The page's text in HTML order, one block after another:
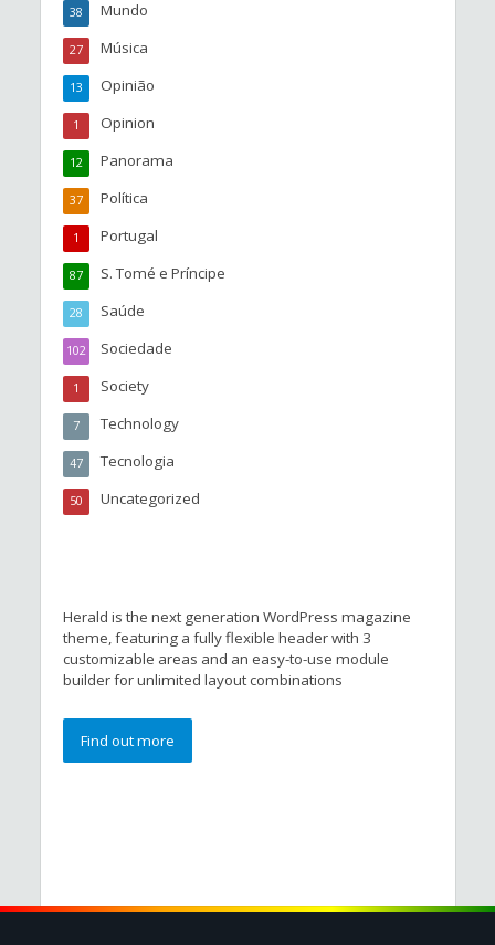
Mundo
38
Música
27
Opinião
13
Opinion
1
Panorama
12
Política
37
Portugal
1
S. Tomé e Príncipe
87
Saúde
28
Sociedade
102
Society
1
Technology
7
Tecnologia
47
Uncategorized
50
Herald is the next generation WordPress magazine
theme, featuring a fully flexible header with 3
customizable areas and an easy-to-use module
builder for unlimited layout combinations
Find out more